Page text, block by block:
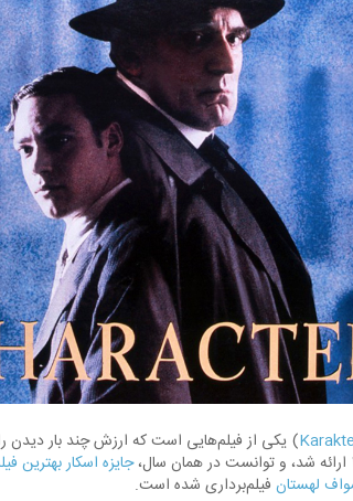
) یکی از فیلم‌هایی است که ارزش چند بار دیدن را
جایزه اسکار بهترین
لهستان فیلم‌برداری شده است.